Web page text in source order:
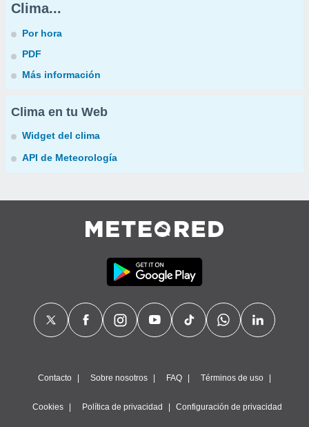
Clima...
Por hora
PDF
Más información
Clima en tu Web
Widget del clima
API de Meteorología
Contacto Sobre nosotros FAQ Términos de uso
Cookies Política de privacidad Configuración de privacidad